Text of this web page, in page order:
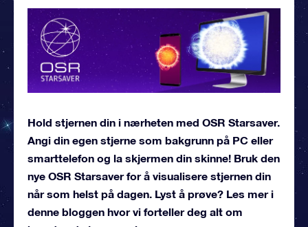
Hold stjernen din i nærheten med OSR Starsaver.
Angi din egen stjerne som bakgrunn på PC eller
smarttelefon og la skjermen din skinne! Bruk den
nye OSR Starsaver for å visualisere stjernen din
når som helst på dagen. Lyst å prøve? Les mer i
denne bloggen hvor vi forteller deg alt om